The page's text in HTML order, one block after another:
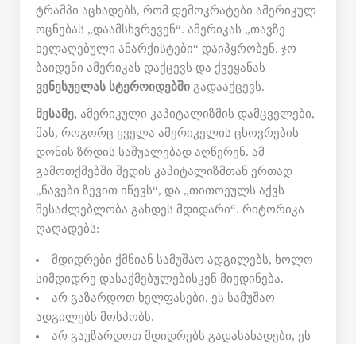
ტრამპი აცხადებს, რომ დემოკრატები ამერიკულ
ოცნებას „დაამსხვრევენ“. ამერიკას „თავზე
ხელაღებული ანარქისტები“ დაიპყრობენ. ჯო
ბაიდენი ამერიკას დაქცევს და ქვეყანას
ვენესუელას სტეროიდებში გადააქცევს.
მესამე, ამერიკული კაპიტალიზმის დამცველები,
მას, როგორც ყველა ამერიკელის ცხოვრების
დონის ზრდის საშუალებად აღწერენ. ამ
გამოთქმებში შედის კაპიტალიზმთან ერთად
„ნავები ზევით იწევს“, და „თითოეულს აქვს
შესაძლებლობა გახდეს მდიდარი“. რიტორიკა
ღაღადებს:
მდიდრები ქმნიან სამუშაო ადგილებს, ხოლო
სიმდიდრე დასაქმებულებისკენ მიედინება.
არ გაზარდოთ ხელფასები, ეს სამუშაო
ადგილებს მოსპობს.
არ გაუზარდოთ მდიდრებს გადასახადები, ეს